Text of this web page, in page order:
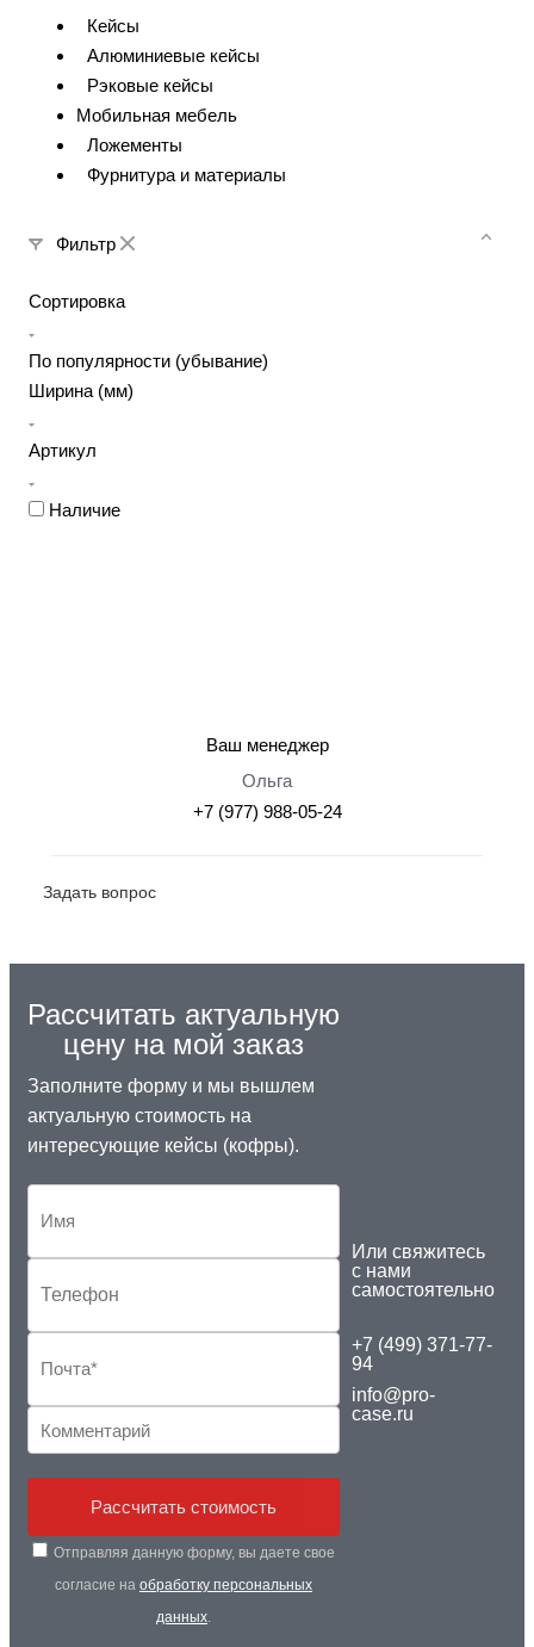
Кейсы
Алюминиевые кейсы
Рэковые кейсы
Мобильная мебель
Ложементы
Фурнитура и материалы
Фильтр
Сортировка
По популярности (убывание)
Ширина (мм)
Артикул
Наличие
Ваш менеджер
Ольга
+7 (977) 988-05-24
Задать вопрос
Рассчитать актуальную
цену на мой заказ
Заполните форму и мы вышлем
актуальную стоимость на
интересующие кейсы (кофры).
Рассчитать стоимость
Отправляя данную форму, вы даете свое
согласие на обработку персональных
данных
Или свяжитесь
с нами
самостоятельно
+7 (499) 371-77-
94
info@pro-
case.ru